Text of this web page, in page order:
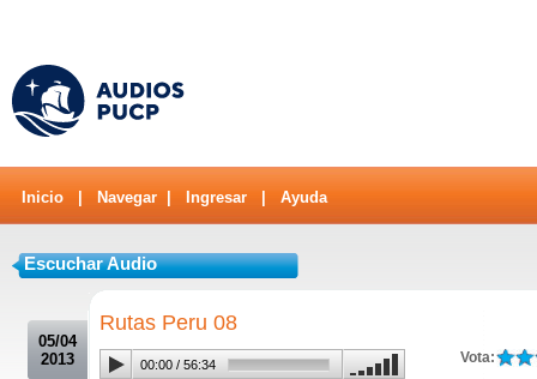
Inicio Navegar Ingresar Ayuda
Escuchar Audio
05/04
2013
Rutas Peru 08
Vota:
00:00 / 56:34